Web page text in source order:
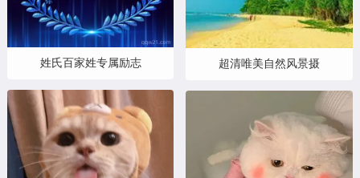
姓氏百家姓专属励志 超清唯美自然风景摄